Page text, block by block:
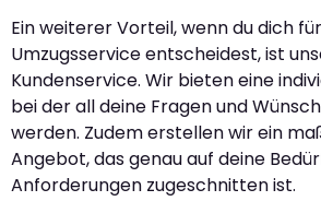
Ein weiterer Vorteil, wenn du dich für
Umzugsservice entscheidest, ist
Kundenservice. Wir bieten eine
bei der all deine Fragen und
werden. Zudem erstellen wir ein
Angebot, das genau auf deine
Anforderungen zugeschnitten ist.